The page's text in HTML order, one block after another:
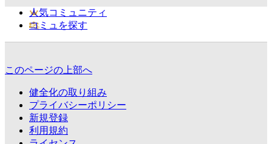
人気コミュニティ
コミュを探す
このページの上部へ
健全化の取り組み
プライバシーポリシー
新規登録
利用規約